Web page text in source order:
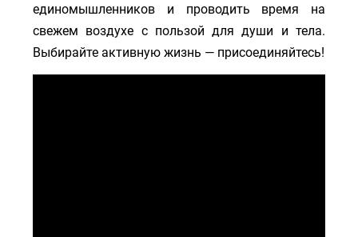
единомышленников и проводить время на
свежем воздухе с пользой для души и тела.
Выбирайте активную жизнь — присоединяйтесь!